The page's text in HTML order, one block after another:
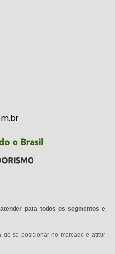
para todos os segmentos e
de se posicionar no mercado e atrair